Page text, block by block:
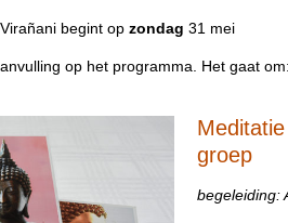
Virañani begint op zondag 31 mei
op het programma. Het gaat
groep
begeleiding: